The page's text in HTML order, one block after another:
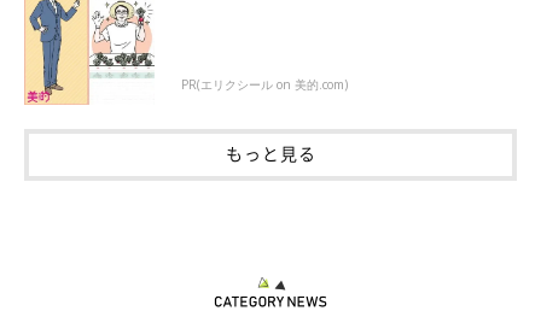
可愛らしいツーショット！
@mamesiba_natsu
PR(エリクシール on 美的.com)
もっと見る